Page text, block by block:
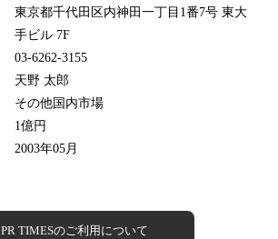
東京都千代田区内神田一丁目1番7号 東大
手ビル 7F
03-6262-3155
天野 太郎
その他国内市場
1億円
2003年05月
PR TIMESのご利用について